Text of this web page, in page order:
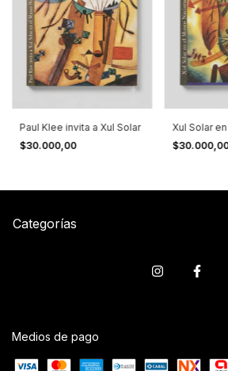
Paul Klee invita a Xul Solar
$30.000,00
Xul Solar
Categorías
Medios de pago